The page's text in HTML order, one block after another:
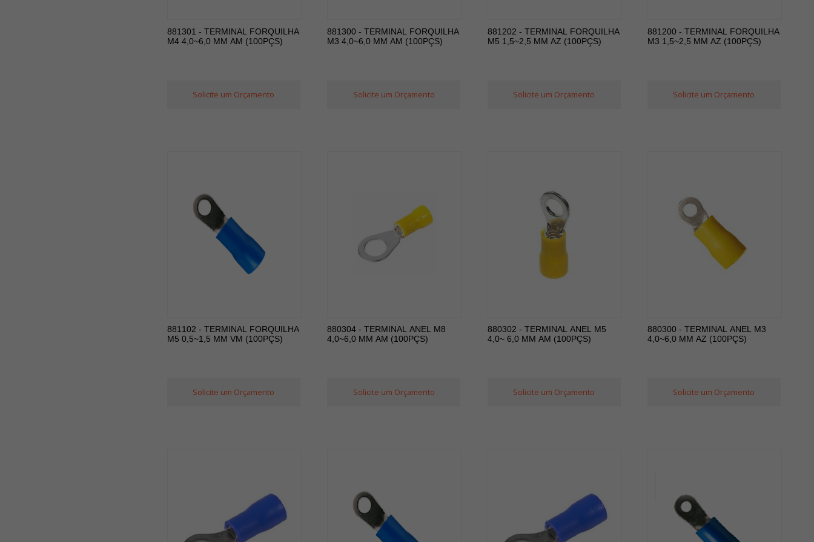
881301 - TERMINAL FORQUILHA
M4 4,0~6,0 MM AM (100PÇS)
Solicite um Orçamento
881300 - TERMINAL FORQUILHA
M3 4,0~6,0 MM AM (100PÇS)
Solicite um Orçamento
881202 - TERMINAL FORQUILHA
M5 1,5~2,5 MM AZ (100PÇS)
Solicite um Orçamento
881200 - TERMINAL FORQUILHA
M3 1,5~2,5 MM AZ (100PÇS)
Solicite um Orçamento
881102 - TERMINAL FORQUILHA
M5 0,5~1,5 MM VM (100PÇS)
Solicite um Orçamento
880304 - TERMINAL ANEL M8
4,0~6,0 MM AM (100PÇS)
Solicite um Orçamento
880302 - TERMINAL ANEL M5
4,0~ 6,0 MM AM (100PÇS)
Solicite um Orçamento
880300 - TERMINAL ANEL M3
4,0~6,0 MM AZ (100PÇS)
Solicite um Orçamento